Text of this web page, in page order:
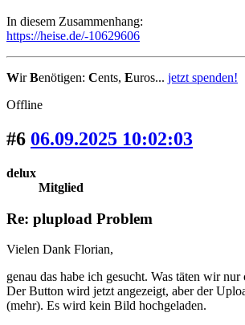
In diesem Zusammenhang:
https://heise.de/-10629606
WirBenötigen: Cents, Euros... jetzt spenden!
Offline
#6 06.09.2025 10:02:03
delux
Mitglied
Re: plupload Problem
Vielen Dank Florian,
genau das habe ich gesucht. Was täten wir nur
Der Button wird jetzt angezeigt, aber der
(mehr). Es wird kein Bild hochgeladen.